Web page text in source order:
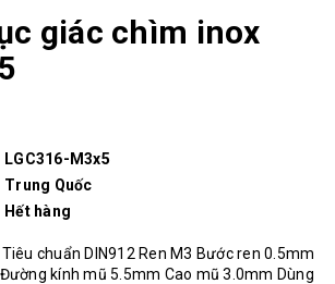
giác chìm inox
LGC316-M3x5
Trung Quốc
Hết hàng
chuẩn DIN912 Ren M3 Bước ren 0.5mm
kính mũ 5.5mm Cao mũ 3.0mm Dùng